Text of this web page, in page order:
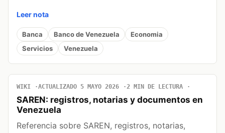
Leer nota
Banca Banco de Venezuela
Economia
Servicios
Venezuela
WIKI ACTUALIZADO 5 MAYO 2026 2 MIN DE LECTURA
SAREN: registros, notarias y documentos en
Venezuela
Referencia sobre SAREN, registros, notarias,